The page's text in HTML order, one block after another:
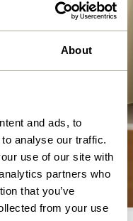
About
and ads, to
analyse our traffic.
use of our site with
partners who
that you’ve
from your use
manger